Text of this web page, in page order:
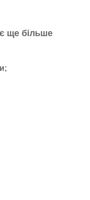
ще більше